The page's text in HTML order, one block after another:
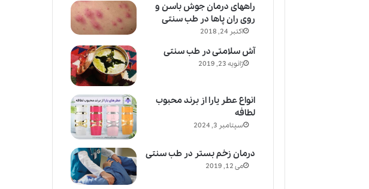
راههای درمان جوش باسن و
روی ران پاها در طب سنتی
اکتبر 24, 2018
آش سلامتی در طب سنتی
ژانویه 23, 2019
انواع عطر یارا از برند محبوب
لطافه
سپتامبر 3, 2024
درمان زخم بستر در طب سنتی
می 12, 2019